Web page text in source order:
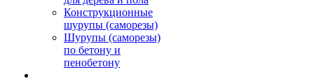
Конструкционные
шурупы (саморезы)
Шурупы (саморезы)
по бетону и
пенобетону